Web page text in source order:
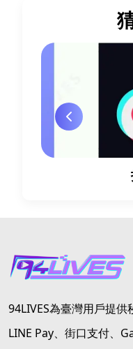
94LIVES為臺灣用戶提
LINE Pay、街口支付、